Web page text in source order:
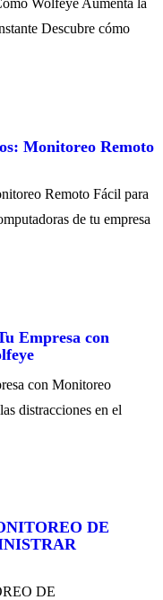
Descubre cómo
Monitoreo Remoto
Remoto Fácil para
de tu empresa
Empresa con
con Monitoreo
distracciones en el
DE
DE